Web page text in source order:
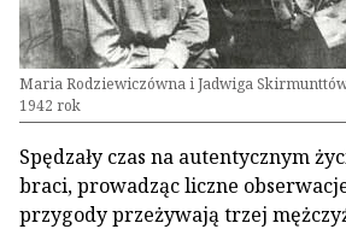
Maria Rodziewiczówna i Jadwiga
1942 rok
Spędzały czas na autentycznym
braci, prowadząc liczne
przygody przeżywają trzej